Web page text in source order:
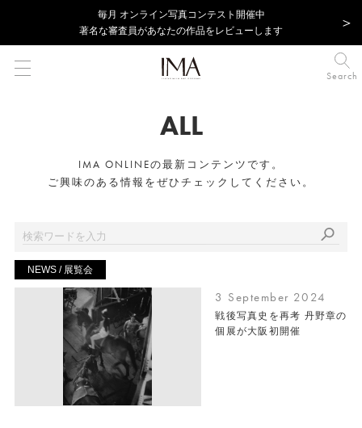
毎⽉ オンライン写真コンテスト開催中
著名な審査員があなたの作品をレビューします
Search
ALL
IMA ONLINEの最新コンテンツです。
ご興味のある情報をぜひチェックしてください。
NEWS / 展覧会
3 September 2024
戦後写真史を再考 丹野章の
個展が大阪初開催